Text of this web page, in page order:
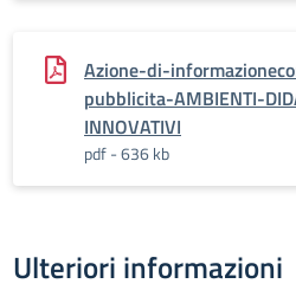
Azione-di-
pubblicita-AMBIENTI-
INNOVATIVI
pdf - 636 kb
Ulteriori informazioni